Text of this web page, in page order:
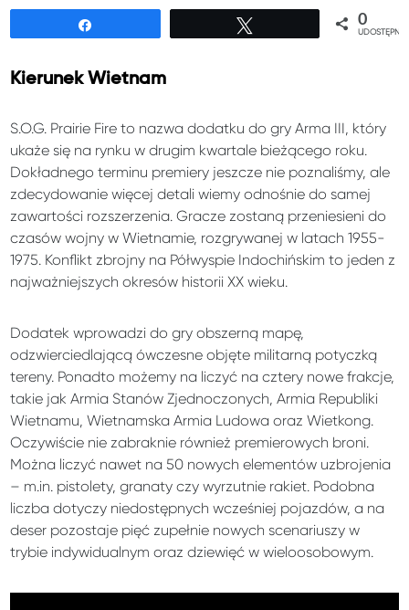
0
Kierunek Wietnam
S.O.G. Prairie Fire to nazwa dodatku do gry Arma III, który
ukaże się na rynku w drugim kwartale bieżącego roku.
Dokładnego terminu premiery jeszcze nie poznaliśmy, ale
zdecydowanie więcej detali wiemy odnośnie do samej
zawartości rozszerzenia. Gracze zostaną przeniesieni do
czasów wojny w Wietnamie, rozgrywanej w latach 1955-
1975. Konflikt zbrojny na Półwyspie Indochińskim to jeden z
najważniejszych okresów historii XX wieku.
Dodatek wprowadzi do gry obszerną mapę,
odzwierciedlającą ówczesne objęte militarną potyczką
tereny. Ponadto możemy na liczyć na cztery nowe frakcje,
takie jak Armia Stanów Zjednoczonych, Armia Republiki
Wietnamu, Wietnamska Armia Ludowa oraz Wietkong.
Oczywiście nie zabraknie również premierowych broni.
Można liczyć nawet na 50 nowych elementów uzbrojenia
– m.in. pistolety, granaty czy wyrzutnie rakiet. Podobna
liczba dotyczy niedostępnych wcześniej pojazdów, a na
deser pozostaje pięć zupełnie nowych scenariuszy w
trybie indywidualnym oraz dziewięć w wieloosobowym.